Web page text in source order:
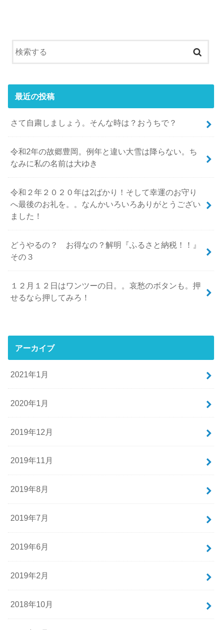
最近の投稿
さて自粛しましょう。そんな時は？おうちで？
令和2年の故郷豊岡。例年と違い大雪は降らない。ち
なみに私の名前は大ゆき
令和２年２０２０年は2ばかり！そして幸運のお守り
へ最後のお礼を。。なんかいろいろありがとうござい
ました！
どうやるの？ お得なの？解明『ふるさと納税！！』
その３
１２月１２日はワンツーの日。。哀愁のボタンも。押
せるなら押してみろ！
アーカイブ
2021年1月
2020年1月
2019年12月
2019年11月
2019年8月
2019年7月
2019年6月
2019年2月
2018年10月